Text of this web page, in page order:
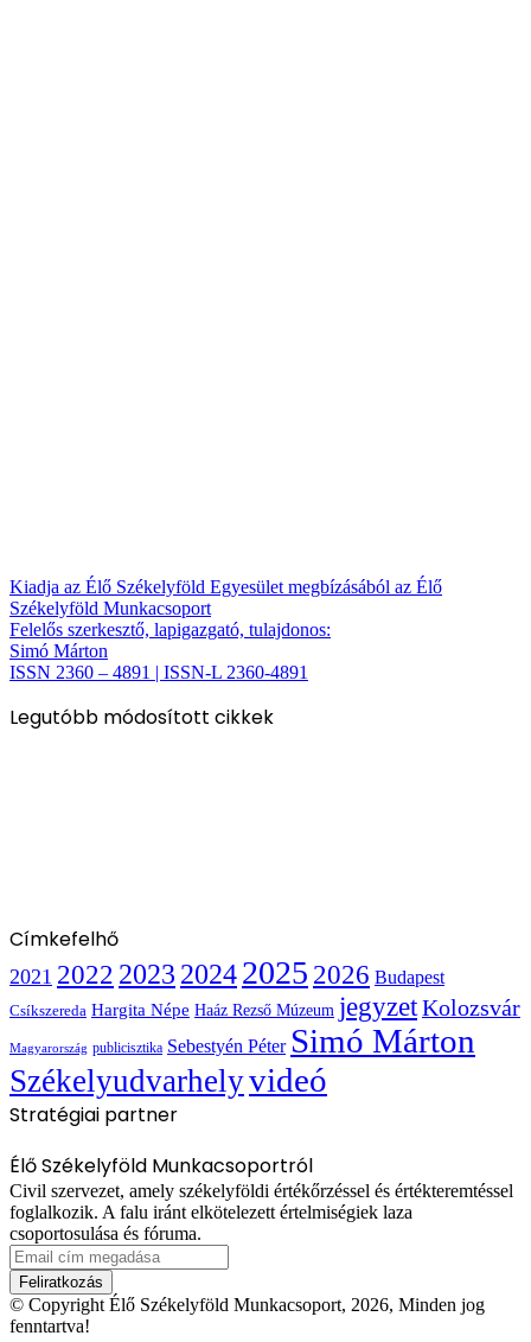
Kiadja az Élő Székelyföld Egyesület megbízásából az Élő
Székelyföld Munkacsoport
Felelős szerkesztő, lapigazgató, tulajdonos:
Simó Márton
ISSN 2360 – 4891 | ISSN-L 2360-4891
Legutóbb módosított cikkek
Címkefelhő
2021 2022 2023 20242025 2026 Budapest
Csíkszereda Hargita Népe Haáz Rezső Múzeum jegyzetKolozsvár
Magyarország publicisztika Sebestyén Péter Simó Márton
Székelyudvarhelyvideó
Stratégiai partner
Élő Székelyföld Munkacsoportról
Civil szervezet, amely székelyföldi értékőrzéssel és értékteremtéssel
foglalkozik. A falu iránt elkötelezett értelmiségiek laza
csoportosulása és fóruma.
Email
cím
megadása
© Copyright Élő Székelyföld Munkacsoport, 2026, Minden jog
fenntartva!